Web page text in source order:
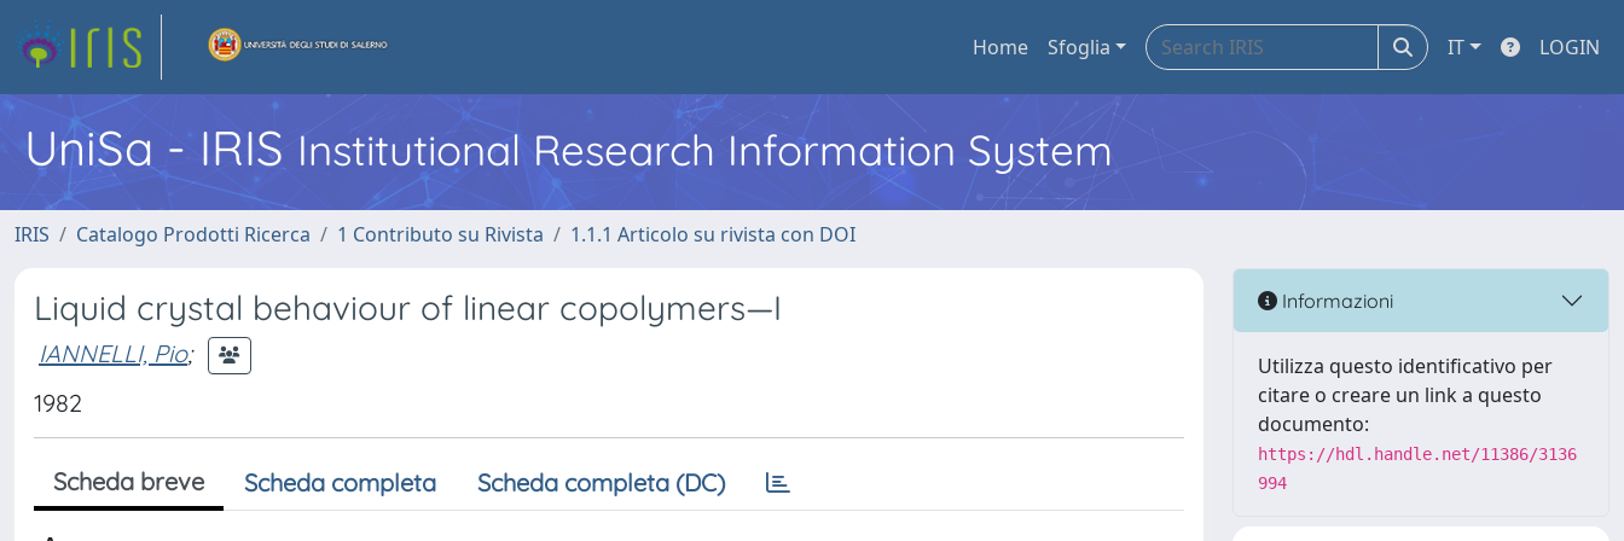
Home Sfoglia IT LOGIN
UniSa - IRIS Institutional Research Information System
IRIS Catalogo Prodotti Ricerca 1 Contributo su Rivista 1.1.1 Articolo su rivista con DOI
Liquid crystal behaviour of linear copolymers—I
IANNELLI, Pio;
1982
Scheda breve Scheda completa Scheda completa (DC)
Informazioni
Utilizza questo identificativo per
citare o creare un link a questo
documento:
https://hdl.handle.net/11386/3136
994